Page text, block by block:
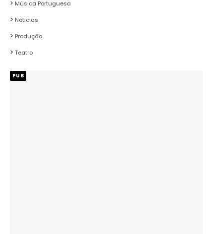
Música Portuguesa
Noticias
Produção
Teatro
PUB